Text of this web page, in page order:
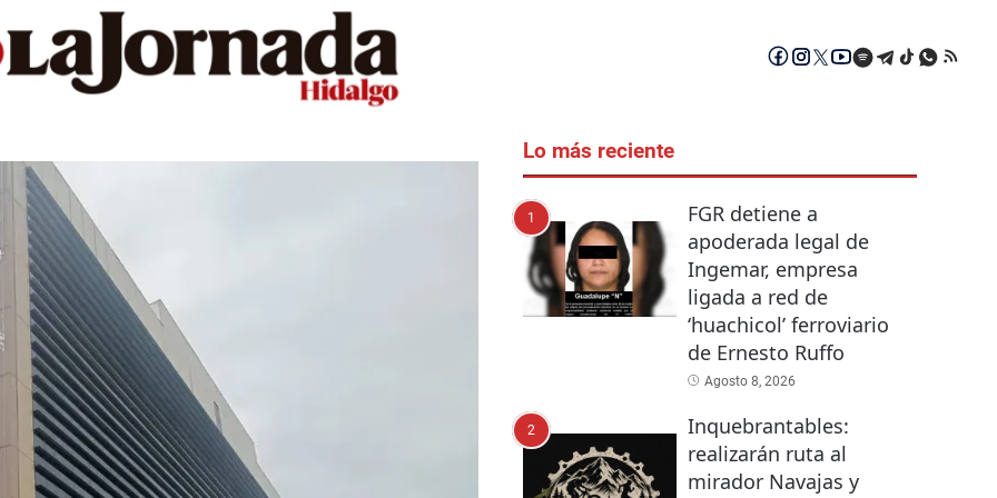
Lo más reciente
1
FGR detiene a
apoderada legal de
Ingemar, empresa
ligada a red de
‘huachicol’ ferroviario
de Ernesto Ruffo
Agosto 8, 2026
2
Inquebrantables:
realizarán ruta al
mirador Navajas y